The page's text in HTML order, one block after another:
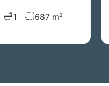
1
687 m²